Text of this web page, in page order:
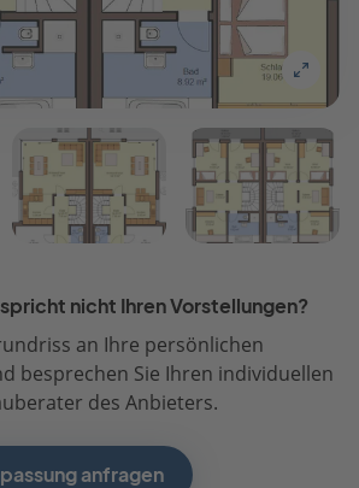
nicht Ihren Vorstellungen?
an Ihre persönlichen
besprechen Sie Ihren individuellen
des Anbieters.
anfragen